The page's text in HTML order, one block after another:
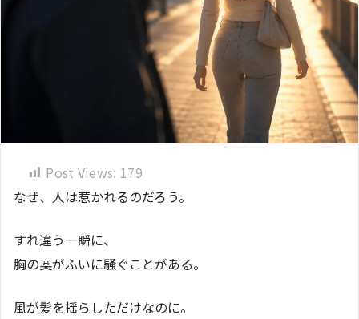
Post Views: 179
なぜ、人は惹かれるのだろう。
すれ違う一瞬に、
胸の奥がふいに騒ぐことがある。
風が髪を揺らしただけなのに。